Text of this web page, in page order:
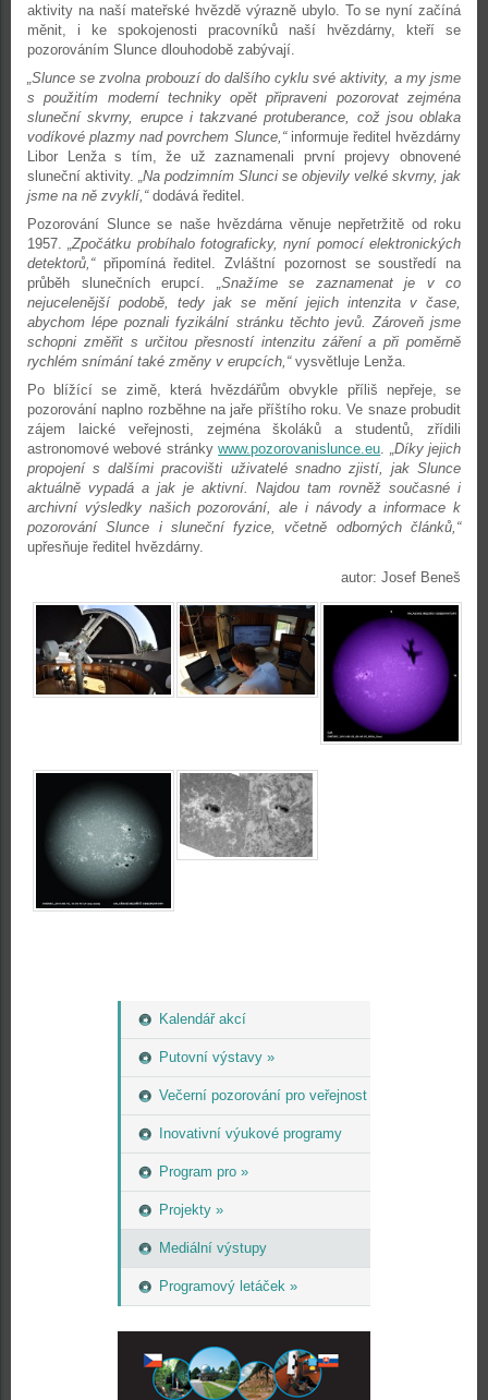
Kalendář akcí
Putovní výstavy »
Večerní pozorování pro veřejnost
Inovativní výukové programy
Program pro »
Projekty »
Mediální výstupy
Programový letáček »
aktivity na naší mateřské hvězdě výrazně ubylo. To se nyní začíná
měnit, i ke spokojenosti pracovníků naší hvězdárny, kteří se
pozorováním Slunce dlouhodobě zabývají.
„Slunce se zvolna probouzí do dalšího cyklu své aktivity, a my jsme
s použitím moderní techniky opět připraveni pozorovat zejména
sluneční skvrny, erupce i takzvané protuberance, což jsou oblaka
vodíkové plazmy nad povrchem Slunce,“ informuje ředitel hvězdárny
Libor Lenža s tím, že už zaznamenali první projevy obnovené
sluneční aktivity. „Na podzimním Slunci se objevily velké skvrny, jak
jsme na ně zvyklí,“dodává ředitel.
Pozorování Slunce se naše hvězdárna věnuje nepřetržitě od roku
1957.„Zpočátku probíhalo fotograficky, nyní pomocí elektronických
detektorů,“připomíná ředitel. Zvláštní pozornost se soustředí na
průběh slunečních erupcí. „Snažíme se zaznamenat je v co
nejucelenější podobě, tedy jak se mění jejich intenzita v čase,
abychom lépe poznali fyzikální stránku těchto jevů. Zároveň jsme
schopni změřit s určitou přesností intenzitu záření a při poměrně
rychlém snímání také změny v erupcích,“ vysvětluje Lenža.
Po blížící se zimě, která hvězdářům obvykle příliš nepřeje, se
pozorování naplno rozběhne na jaře příštího roku. Ve snaze probudit
zájem laické veřejnosti, zejména školáků a studentů, zřídili
astronomové webové stránkywww.pozorovanislunce.eu. „Díky jejich
propojení s dalšími pracovišti uživatelé snadno zjistí, jak Slunce
aktuálně vypadá a jak je aktivní. Najdou tam rovněž současné i
archivní výsledky našich pozorování, ale i návody a informace k
pozorování Slunce i sluneční fyzice, včetně odborných článků,“
upřesňuje ředitel hvězdárny.
autor: Josef Beneš